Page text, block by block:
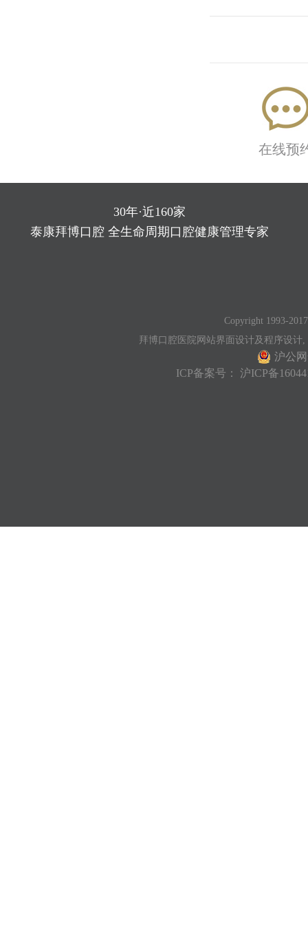
在线预
30年·近160家
泰康拜博口腔 全生命周期口腔健康管理专家
Copyright 1993-
拜博口腔医院网站界面设计及程序设
沪公网
ICP备案号： 沪ICP备